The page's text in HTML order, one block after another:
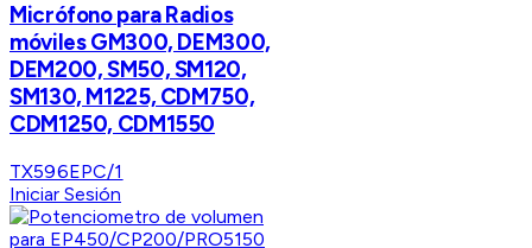
Micrófono para Radios
móviles GM300, DEM300,
DEM200, SM50, SM120,
SM130, M1225, CDM750,
CDM1250, CDM1550
TX596EPC/1
Iniciar Sesión